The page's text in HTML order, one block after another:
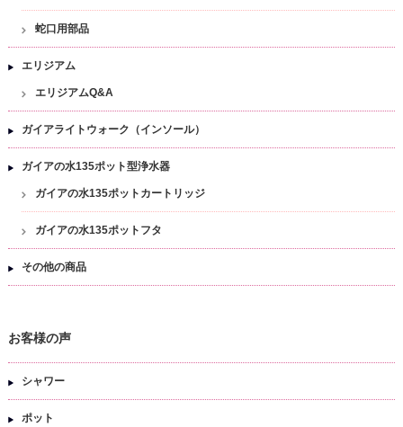
蛇口用部品
エリジアム
エリジアムQ&A
ガイアライトウォーク（インソール）
ガイアの水135ポット型浄水器
ガイアの水135ポットカートリッジ
ガイアの水135ポットフタ
その他の商品
お客様の声
シャワー
ポット